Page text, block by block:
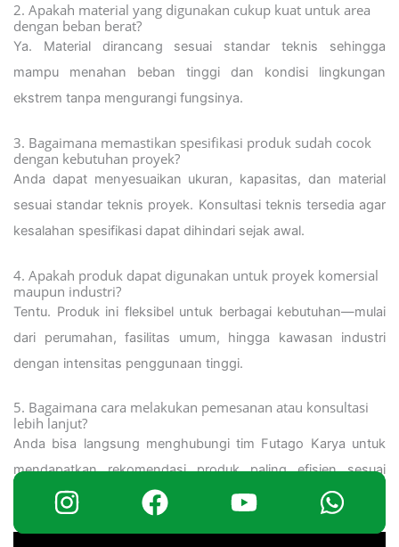
2. Apakah material yang digunakan cukup kuat untuk area
dengan beban berat?
Ya. Material dirancang sesuai standar teknis sehingga
mampu menahan beban tinggi dan kondisi lingkungan
ekstrem tanpa mengurangi fungsinya.
3. Bagaimana memastikan spesifikasi produk sudah cocok
dengan kebutuhan proyek?
Anda dapat menyesuaikan ukuran, kapasitas, dan material
sesuai standar teknis proyek. Konsultasi teknis tersedia agar
kesalahan spesifikasi dapat dihindari sejak awal.
4. Apakah produk dapat digunakan untuk proyek komersial
maupun industri?
Tentu. Produk ini fleksibel untuk berbagai kebutuhan—mulai
dari perumahan, fasilitas umum, hingga kawasan industri
dengan intensitas penggunaan tinggi.
5. Bagaimana cara melakukan pemesanan atau konsultasi
lebih lanjut?
Anda bisa langsung menghubungi tim Futago Karya untuk
mendapatkan rekomendasi produk paling efisien sesuai
rencana proyek Anda.